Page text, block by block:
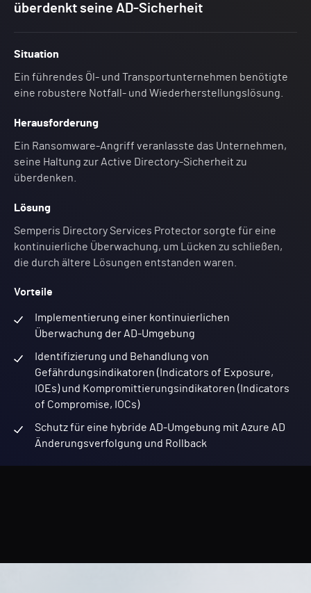
überdenkt seine AD-Sicherheit
Situation
Ein führendes Öl- und Transportunternehmen benötigte
eine robustere Notfall- und Wiederherstellungslösung.
Herausforderung
Ein Ransomware-Angriff veranlasste das Unternehmen,
seine Haltung zur Active Directory-Sicherheit zu
überdenken.
Lösung
Semperis Directory Services Protector sorgte für eine
kontinuierliche Überwachung, um Lücken zu schließen,
die durch ältere Lösungen entstanden waren.
Vorteile
Implementierung einer kontinuierlichen
Überwachung der AD-Umgebung
Identifizierung und Behandlung von
Gefährdungsindikatoren (Indicators of Exposure,
IOEs) und Kompromittierungsindikatoren (Indicators
of Compromise, IOCs)
Schutz für eine hybride AD-Umgebung mit Azure AD
Änderungsverfolgung und Rollback